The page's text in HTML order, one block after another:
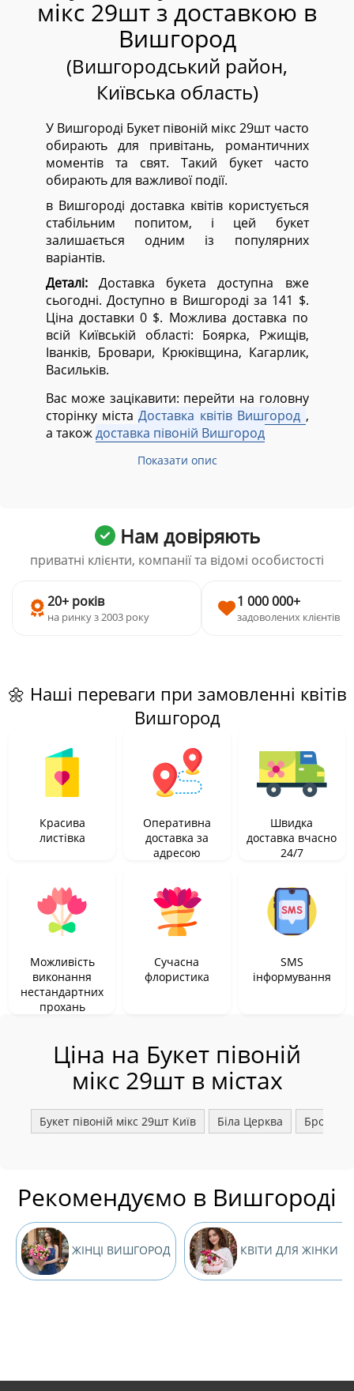
мікс 29шт з доставкою в
Вишгород
(Вишгородський район,
Київська область)
У Вишгороді Букет півоній мікс 29шт часто
обирають для привітань, романтичних
моментів та свят. Такий букет часто
обирають для важливої події.
в Вишгороді доставка квітів користується
стабільним попитом, і цей букет
залишається одним із популярних
варіантів.
Деталі:Доставка букета доступна вже
сьогодні. Доступно в Вишгороді за 141 $.
Ціна доставки 0 $. Можлива доставка по
всій Київській області: Боярка, Ржищів,
Іванків, Бровари, Крюківщина, Кагарлик,
Васильків.
Вас може зацікавити: перейти на головну
сторінку містаДоставка квітів Вишгород ,
а такождоставка півоній Вишгород
Показати опис
Нам довіряють
приватні клієнти, компанії та відомі особистості
20+ років
на ринку з 2003 року
1 000 000+
задоволених клієнтів
🌼 Наші переваги при замовленні квітів
Вишгород
Красива
листівка
Оперативна
доставка за
адресою
Швидка
доставка вчасно
24/7
Можливість
виконання
нестандартних
прохань
Сучасна
флористика
SMS
інформування
Ціна на Букет півоній
мікс 29шт в містах
Букет півоній мікс 29шт Київ Біла Церква Бровари
Рекомендуємо в Вишгороді
ЖІНЦІ ВИШГОРОД КВІТИ ДЛЯ ЖІНКИ